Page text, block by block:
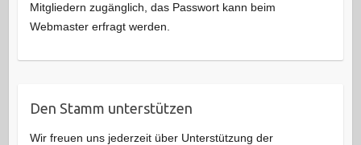
Mitgliedern zugänglich, das Passwort kann beim
Webmaster erfragt werden.
Den Stamm unterstützen
Wir freuen uns jederzeit über Unterstützung der